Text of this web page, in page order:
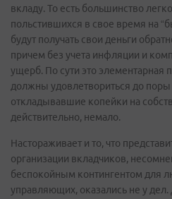
вкладу. То есть большинство
польстившихся в свое время на
будут получать свои деньги
причем без учета инфляции и
ущерб. По сути это элементарная
должны удовлетвориться до
откладывавшие копейки на
действительно, немало.
Настораживает и то, что
организации вкладчиков,
беспокойным контингентом для
управляющих, оказались не у